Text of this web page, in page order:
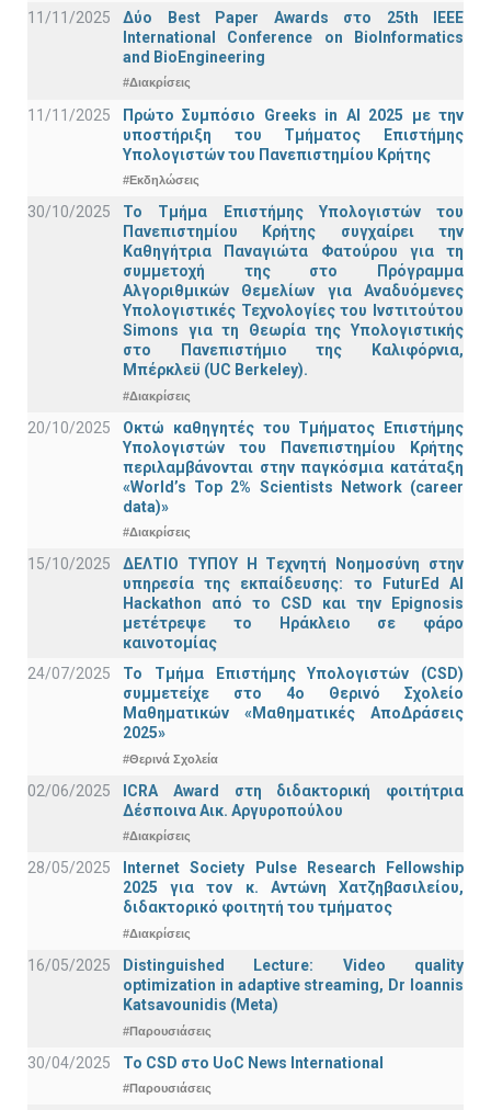
11/11/2025
Δύο Best Paper Awards στο 25th IEEE
International Conference on BioInformatics
and BioEngineering
#Διακρίσεις
11/11/2025
Πρώτο Συμπόσιο Greeks in AI 2025 με την
υποστήριξη του Τμήματος Επιστήμης
Υπολογιστών του Πανεπιστημίου Κρήτης
#Εκδηλώσεις
30/10/2025
Το Τμήμα Επιστήμης Υπολογιστών του
Πανεπιστημίου Κρήτης συγχαίρει την
Καθηγήτρια Παναγιώτα Φατούρου για τη
συμμετοχή της στο Πρόγραμμα
Αλγοριθμικών Θεμελίων για Αναδυόμενες
Υπολογιστικές Τεχνολογίες του Ινστιτούτου
Simons για τη Θεωρία της Υπολογιστικής
στο Πανεπιστήμιο της Καλιφόρνια,
Μπέρκλεϋ (UC Berkeley).
#Διακρίσεις
20/10/2025
Οκτώ καθηγητές του Τμήματος Επιστήμης
Υπολογιστών του Πανεπιστημίου Κρήτης
περιλαμβάνονται στην παγκόσμια κατάταξη
«World’s Top 2% Scientists Network (career
data)»
#Διακρίσεις
15/10/2025
ΔΕΛΤΙΟ ΤΥΠΟΥ H Tεχνητή Νοημοσύνη στην
υπηρεσία της εκπαίδευσης: το FuturEd AI
Hackathon από το CSD και την Epignosis
μετέτρεψε το Ηράκλειο σε φάρο
καινοτομίας
24/07/2025
Το Τμήμα Επιστήμης Υπολογιστών (CSD)
συμμετείχε στο 4ο Θερινό Σχολείο
Μαθηματικών «Μαθηματικές ΑποΔράσεις
2025»
#Θερινά Σχολεία
02/06/2025
ICRA Award στη διδακτορική φοιτήτρια
Δέσποινα Αικ. Αργυροπούλου
#Διακρίσεις
28/05/2025
Internet Society Pulse Research Fellowship
2025 για τον κ. Αντώνη Χατζηβασιλείου,
διδακτορικό φοιτητή του τμήματος
#Διακρίσεις
16/05/2025
Distinguished Lecture: Video quality
optimization in adaptive streaming, Dr Ioannis
Katsavounidis (Meta)
#Παρουσιάσεις
30/04/2025 To CSD στο UoC News International
#Παρουσιάσεις